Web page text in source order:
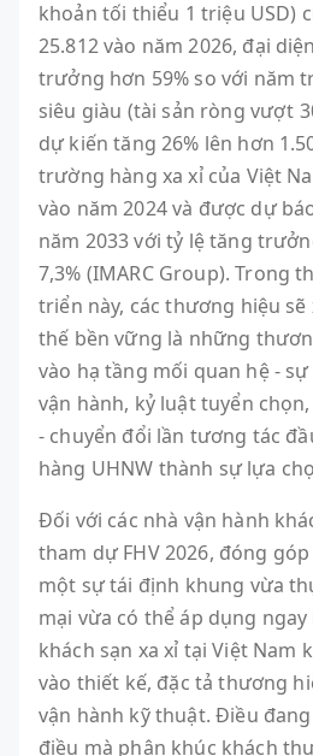
khoản tối thiểu 1 triệu USD)
25.812 vào năm 2026, đại
trưởng hơn 59% so với năm
siêu giàu (tài sản ròng vượt
dự kiến tăng 26% lên hơn
trường hàng xa xỉ của Việt
vào năm 2024 và được dự
năm 2033 với tỷ lệ tăng
7,3% (IMARC Group). Trong
triển này, các thương hiệu
thế bền vững là những
vào hạ tầng mối quan hệ -
vận hành, kỷ luật tuyển
- chuyển đổi lần tương tác
hàng UHNW thành sự lựa
Đối với các nhà vận hành
tham dự FHV 2026, đóng
một sự tái định khung vừa
mại vừa có thể áp dụng
khách sạn xa xỉ tại Việt Nam
vào thiết kế, đặc tả thương
vận hành kỹ thuật. Điều
điều mà phân khúc khách